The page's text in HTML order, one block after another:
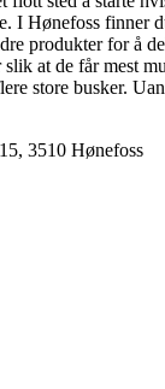
I Hønefoss finner
produkter for å
slik at de får mest
store busker.
3510 Hønefoss